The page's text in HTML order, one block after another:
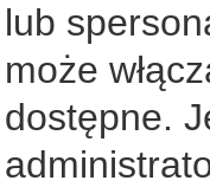
lub
może
dostępne.